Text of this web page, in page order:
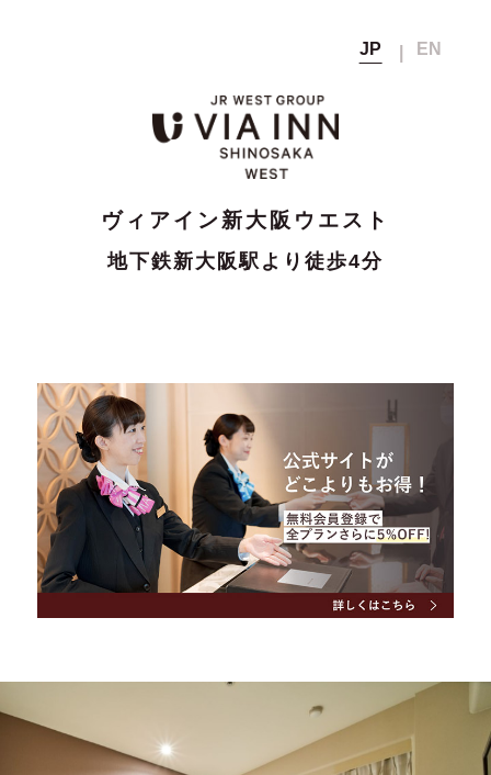
JP EN
ヴィアイン新大阪ウエスト
地下鉄新大阪駅より徒歩4分
Breakfast 朝食
Members メンバーズクラブ
Member's Page会員ページ
Special offersおすすめプラン＆キャンペーン
News
Contact
宿泊予約
会員の方
公式サイト
ベストレート保証から
（公式サイト
ポイント
無料チケットなどに交換可能
チェック
アウト
12時まで無料延長
10時まで
（延長は別料金）
宿泊
航空券+宿泊
Check in - check out date
会員メニュー
会員マイページ
会員登録
会員登録確認メール再送
パスワードの再設定
メールアドレスの再設定